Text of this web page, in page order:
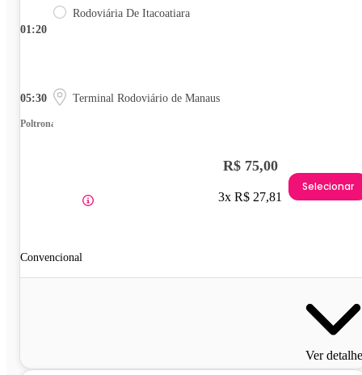
01:20
Rodoviária De Itacoatiara
05:30 Terminal Rodoviário de Manaus
Poltrona
Convencional
R$ 75,00
3x R$ 27,81
Selecionar
Ver